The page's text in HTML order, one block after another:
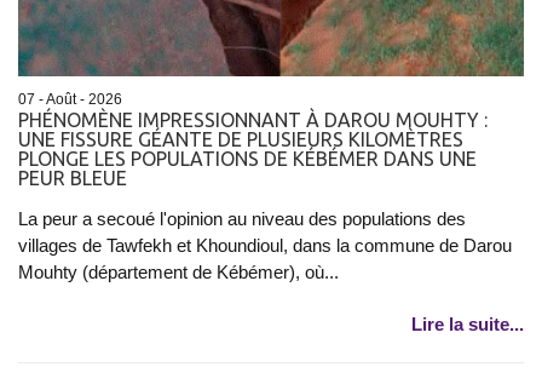
07 - Août - 2026
PHÉNOMÈNE IMPRESSIONNANT À DAROU MOUHTY :
UNE FISSURE GÉANTE DE PLUSIEURS KILOMÈTRES
PLONGE LES POPULATIONS DE KÉBÉMER DANS UNE
PEUR BLEUE
La peur a secoué l'opinion au niveau des populations des
villages de Tawfekh et Khoundioul, dans la commune de Darou
Mouhty (département de Kébémer), où...
Lire la suite...